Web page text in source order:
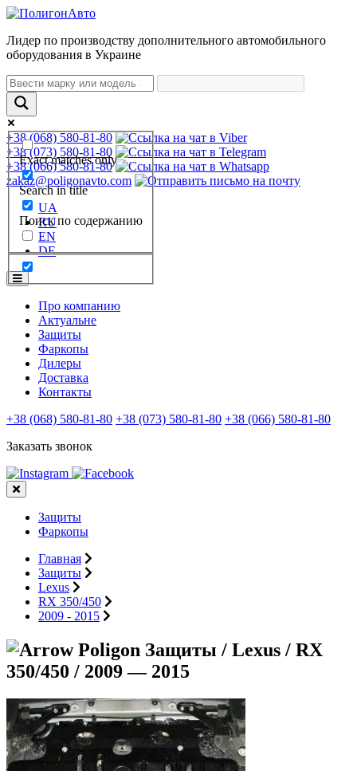
Лидер по производству дополнительного автомобильного
оборудования в Украине
Exact matches only
Search in title
Поиск по содержанию
+38 (068) 580-81-80
+38 (073) 580-81-80
+38 (066) 580-81-80
zakaz@poligonavto.com
UA
RU
EN
DE
Про компанию
Актуальне
Защиты
Фаркопы
Дилеры
Доставка
Контакты
+38 (068) 580-81-80 +38 (073) 580-81-80 +38 (066) 580-81-80
Заказать звонок
Защиты
Фаркопы
Главная
Защиты
Lexus
RX 350/450
2009 - 2015
Защиты / Lexus / RX
350/450 / 2009 — 2015